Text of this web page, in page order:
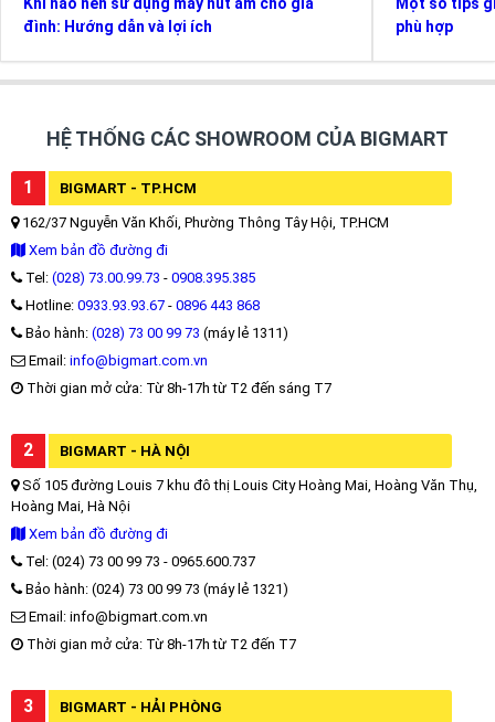
Khi nào nên sử dụng máy hút ẩm cho gia
đình: Hướng dẫn và lợi ích
Một số tips
phù hợp
HỆ THỐNG CÁC SHOWROOM CỦA BIGMART
1 BIGMART - TP.HCM
162/37 Nguyễn Văn Khối, Phường Thông Tây Hội, TP.HCM
Xem bản đồ đường đi
Tel: (028) 73.00.99.73 - 0908.395.385
Hotline: 0933.93.93.67 - 0896 443 868
Bảo hành: (028) 73 00 99 73 (máy lẻ 1311)
Email: info@bigmart.com.vn
Thời gian mở cửa: Từ 8h-17h từ T2 đến sáng T7
2 BIGMART - HÀ NỘI
Số 105 đường Louis 7 khu đô thị Louis City Hoàng Mai, Hoàng Văn Thụ,
Hoàng Mai, Hà Nội
Xem bản đồ đường đi
Tel: (024) 73 00 99 73 - 0965.600.737
Bảo hành: (024) 73 00 99 73 (máy lẻ 1321)
Email: info@bigmart.com.vn
Thời gian mở cửa: Từ 8h-17h từ T2 đến T7
3 BIGMART - HẢI PHÒNG